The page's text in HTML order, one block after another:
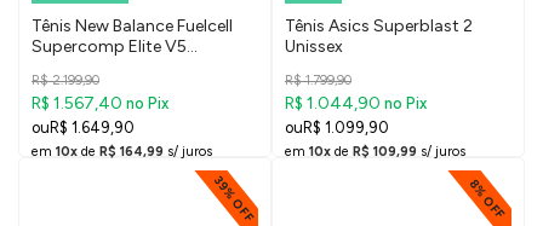
Tênis New Balance Fuelcell
Supercomp Elite V5
R$ 2.199,90
R$ 1.567,40 no Pix
R$ 1.649,90
em 10x de R$ 164,99 s/ juros
Tênis Asics Superblast 2
Unissex
R$ 1.799,90
R$ 1.044,90 no Pix
R$ 1.099,90
em 10x de R$ 109,99 s/ juros
39% OFF 8% OFF